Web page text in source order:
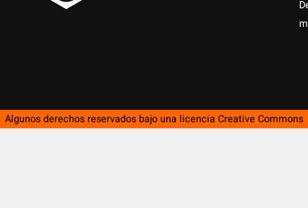
Algunos derechos reservados bajo una licencia Creative Commons